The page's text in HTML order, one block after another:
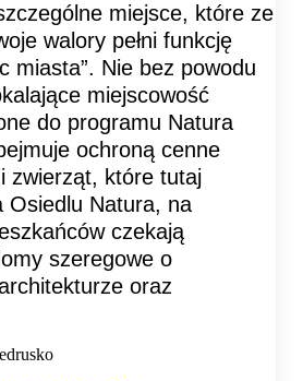
miejsce, które ze
walory pełni funkcję
miasta”. Nie bez powodu
miejscowość
do programu Natura
ochroną cenne
zwierząt, które tutaj
Osiedlu Natura, na
czekają
szeregowe o
oraz